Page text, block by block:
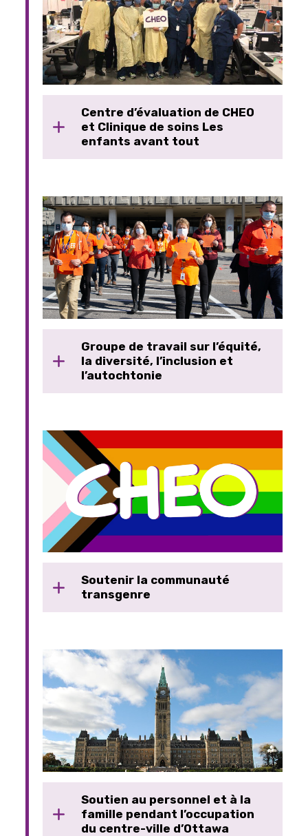
Centre d’évaluation de CHEO
et Clinique de soins Les
enfants avant tout
Groupe de travail sur l’équité,
la diversité, l’inclusion et
l’autochtonie
Soutenir la communauté
transgenre
Soutien au personnel et à la
famille pendant l’occupation
du centre-ville d’Ottawa